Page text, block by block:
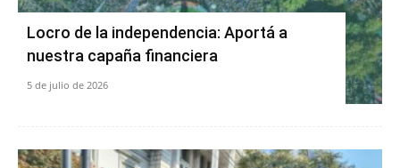
Locro de la independencia: Aportá a
nuestra capaña financiera
5 de julio de 2026